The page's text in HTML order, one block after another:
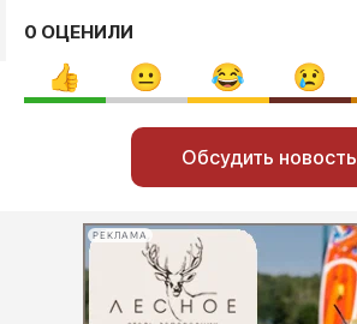
0 ОЦЕНИЛИ
Обсудить новость
РЕКЛАМА